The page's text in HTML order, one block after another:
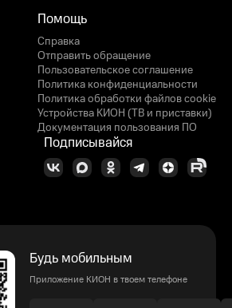
Помощь
Справка
Отправить обращение
Пользовательское соглашение
Политика конфиденциальности
Политика обработки файлов cookie
Устройства КИОН (ТВ и приставки)
Документация пользования ПО
Подписывайся
Будь мобильным
Приложение КИОН в твоем телефоне